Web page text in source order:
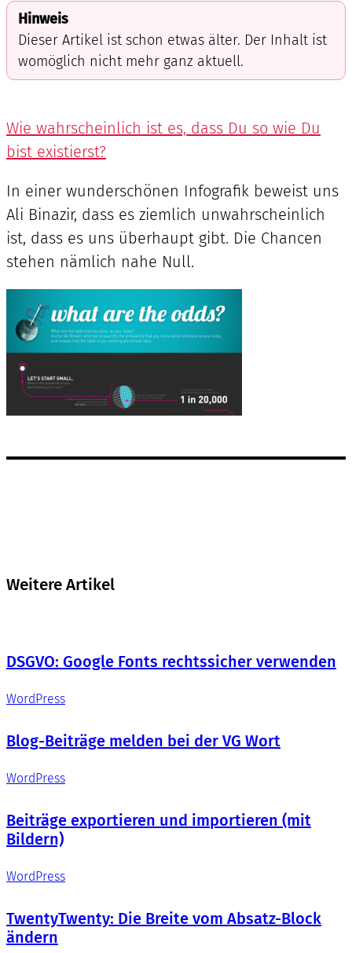
Hinweis
Dieser Artikel ist schon etwas älter. Der Inhalt ist
womöglich nicht mehr ganz aktuell.
Wie wahrscheinlich ist es, dass Du so wie Du
bist existierst?
In einer wunderschönen Infografik beweist uns
Ali Binazir, dass es ziemlich unwahrscheinlich
ist, dass es uns überhaupt gibt. Die Chancen
stehen nämlich nahe Null.
Weitere Artikel
DSGVO: Google Fonts rechtssicher verwenden
WordPress
Blog-Beiträge melden bei der VG Wort
WordPress
Beiträge exportieren und importieren (mit
Bildern)
WordPress
TwentyTwenty: Die Breite vom Absatz-Block
ändern